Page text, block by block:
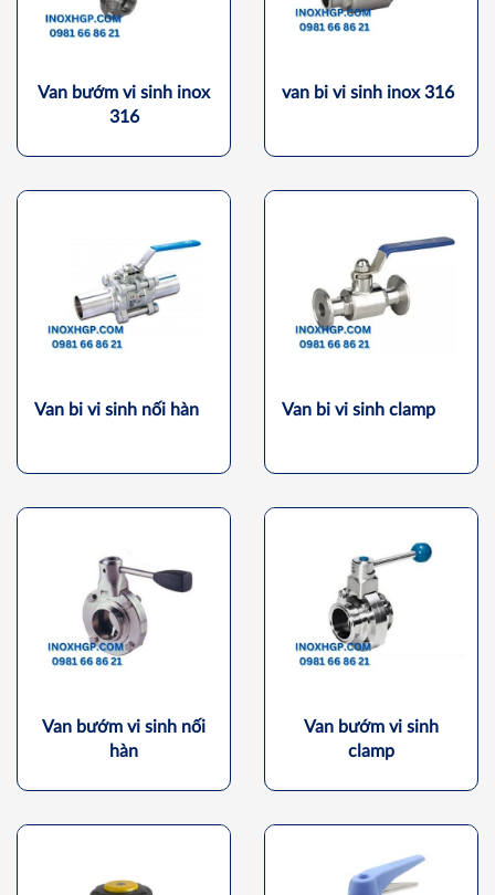
Van bướm vi sinh inox
316
van bi vi sinh inox 316
Van bi vi sinh nối hàn Van bi vi sinh clamp
Van bướm vi sinh nối
hàn
Van bướm vi sinh
clamp